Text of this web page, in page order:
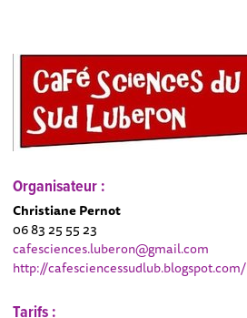
Organisateur :
Christiane Pernot
06 83 25 55 23
cafesciences.luberon@gmail.com
http://cafesciencessudlub.blogspot.com/
Tarifs :